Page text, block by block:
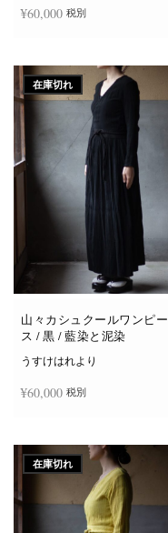
¥60,000 税別
在庫切れ
山々カシュクールワンピー
ス / 黒 / 藍染と泥染
うすけはれより
¥60,000 税別
在庫切れ